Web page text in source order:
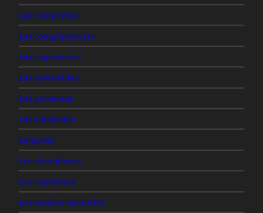
Las compañías
Las complacencias
Las esperanzas
Las novedades
Las promesas
Las soledades
Lenguas
Los abandonos
Los caprichos
Los sueños disolutos